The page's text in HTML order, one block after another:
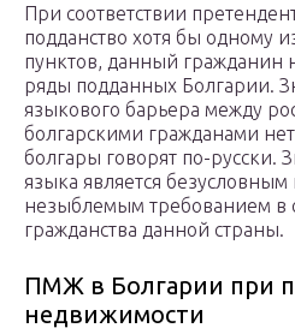
При соответствии
подданство хотя бы одному
пунктов, данный гражданин
ряды подданных Болгарии.
языкового барьера между
болгарскими гражданами
болгары говорят по-русски.
языка является
незыблемым требованием в
гражданства данной страны.
ПМЖ в Болгарии при
недвижимости